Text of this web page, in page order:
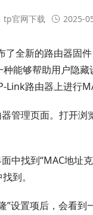
tp官网下载 2025-
了全新的路由器固
种能够帮助用户隐
Link路由器上进行
管理页面。打开
中找到“MAC地址
到。
”设置项后，会看